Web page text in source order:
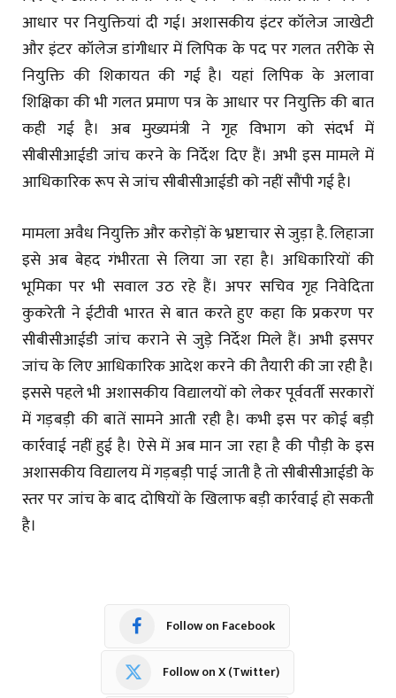
आधार पर नियुक्तियां दी गई। अशासकीय इंटर कॉलेज जाखेटी
और इंटर कॉलेज डांगीधार में लिपिक के पद पर गलत तरीके से
नियुक्ति की शिकायत की गई है। यहां लिपिक के अलावा
शिक्षिका की भी गलत प्रमाण पत्र के आधार पर नियुक्ति की बात
कही गई है। अब मुख्यमंत्री ने गृह विभाग को संदर्भ में
सीबीसीआईडी जांच करने के निर्देश दिए हैं। अभी इस मामले में
आधिकारिक रूप से जांच सीबीसीआईडी को नहीं सौंपी गई है।
मामला अवैध नियुक्ति और करोड़ों के भ्रष्टाचार से जुड़ा है. लिहाजा
इसे अब बेहद गंभीरता से लिया जा रहा है। अधिकारियों की
भूमिका पर भी सवाल उठ रहे हैं। अपर सचिव गृह निवेदिता
कुकरेती ने ईटीवी भारत से बात करते हुए कहा कि प्रकरण पर
सीबीसीआईडी जांच कराने से जुड़े निर्देश मिले हैं। अभी इसपर
जांच के लिए आधिकारिक आदेश करने की तैयारी की जा रही है।
इससे पहले भी अशासकीय विद्यालयों को लेकर पूर्ववर्ती सरकारों
में गड़बड़ी की बातें सामने आती रही है। कभी इस पर कोई बड़ी
कार्रवाई नहीं हुई है। ऐसे में अब मान जा रहा है की पौड़ी के इस
अशासकीय विद्यालय में गड़बड़ी पाई जाती है तो सीबीसीआईडी के
स्तर पर जांच के बाद दोषियों के खिलाफ बड़ी कार्रवाई हो सकती
है।
Follow on Facebook
Follow on X (Twitter)